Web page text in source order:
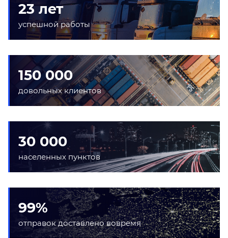
23 лет
успешной работы
150 000
довольных клиентов
30 000
населенных пунктов
99%
отправок доставлено вовремя